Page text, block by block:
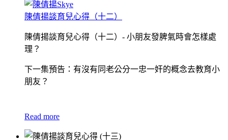
陳倩揚談育兒心得（十二）
陳倩揚談育兒心得（十二）- 小朋友發脾氣時會怎樣處
理？
下一集預告：有沒有同老公分一忠一奸的概念去教育小
朋友？
Read more